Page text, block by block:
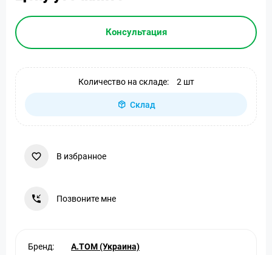
Консультация
Количество на складе: 2 шт
Склад
В избранное
Позвоните мне
Бренд: A.TOM (Украина)